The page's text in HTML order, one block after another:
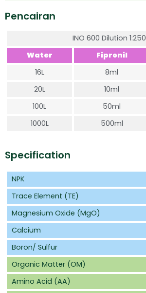
Pencairan
INO 600 Dilution 1:250
Water
Fipronil
16L
8ml
20L
10ml
100L
50ml
1000L
500ml
Specification
NPK
Trace Element (TE)
Magnesium Oxide (MgO)
Calcium
Boron/ Sulfur
Organic Matter (OM)
Amino Acid (AA)